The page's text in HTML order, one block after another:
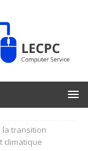
la transition
climatique